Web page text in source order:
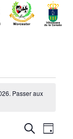
Passer aux
R
Recherche
N
Jour